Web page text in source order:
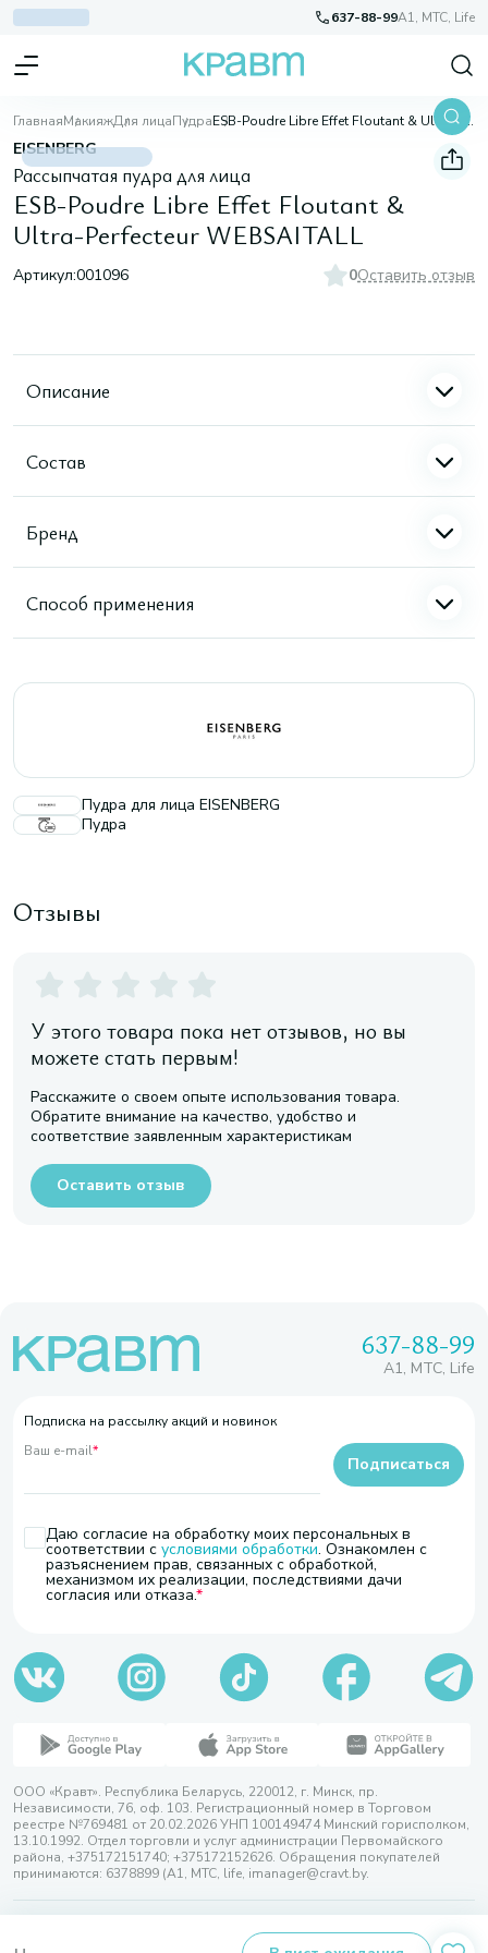
637-88-99A1, МТС, Life
ГлавнаяМакияжДля лицаПудра ESB-Poudre Libre Effet Floutant & Ultra-Perfecteur WEBSAITALL
EISENBERG
Рассыпчатая пудра для лица
ESB-Poudre Libre Effet Floutant &
Ultra-Perfecteur WEBSAITALL
Артикул:001096 0Оставить отзыв
Описание
Состав
Бренд
Способ применения
Пудра для лица EISENBERG
Пудра
Отзывы
У этого товара пока нет отзывов, но вы
можете стать первым!
Расскажите о своем опыте использования товара.
Обратите внимание на качество, удобство и
соответствие заявленным характеристикам
Оставить отзыв
637-88-99
A1, МТС, Life
Подписка на рассылку акций и новинок
Ваш e-mail*
Даю согласие на обработку моих персональных в
соответствии с условиями обработки. Ознакомлен с
разъяснением прав, связанных с обработкой,
механизмом их реализации, последствиями дачи
согласия или отказа.
Подписаться
ООО «Кравт». Республика Беларусь, 220012, г. Минск, пр.
Независимости, 76, оф. 103. Регистрационный номер в Торговом
реестре №769481 от 20.02.2026 УНП 100149474 Минский горисполком,
13.10.1992. Отдел торговли и услуг администрации Первомайского
района, +375172151740; +375172152626. Обращения покупателей
принимаются: 6378899 (А1, МТС, life, imanager@cravt.by.
Разработка сайта — SLAM